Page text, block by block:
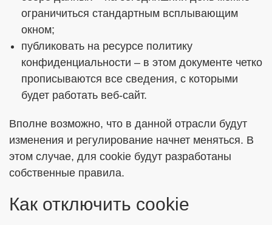
ограничиться стандартным всплывающим
окном;
публиковать на ресурсе политику
конфиденциальности – в этом документе четко
прописываются все сведения, с которыми
будет работать веб-сайт.
Вполне возможно, что в данной отрасли будут
изменения и регулирование начнет меняться. В
этом случае, для cookie будут разработаны
собственные правила.
Как отключить cookie